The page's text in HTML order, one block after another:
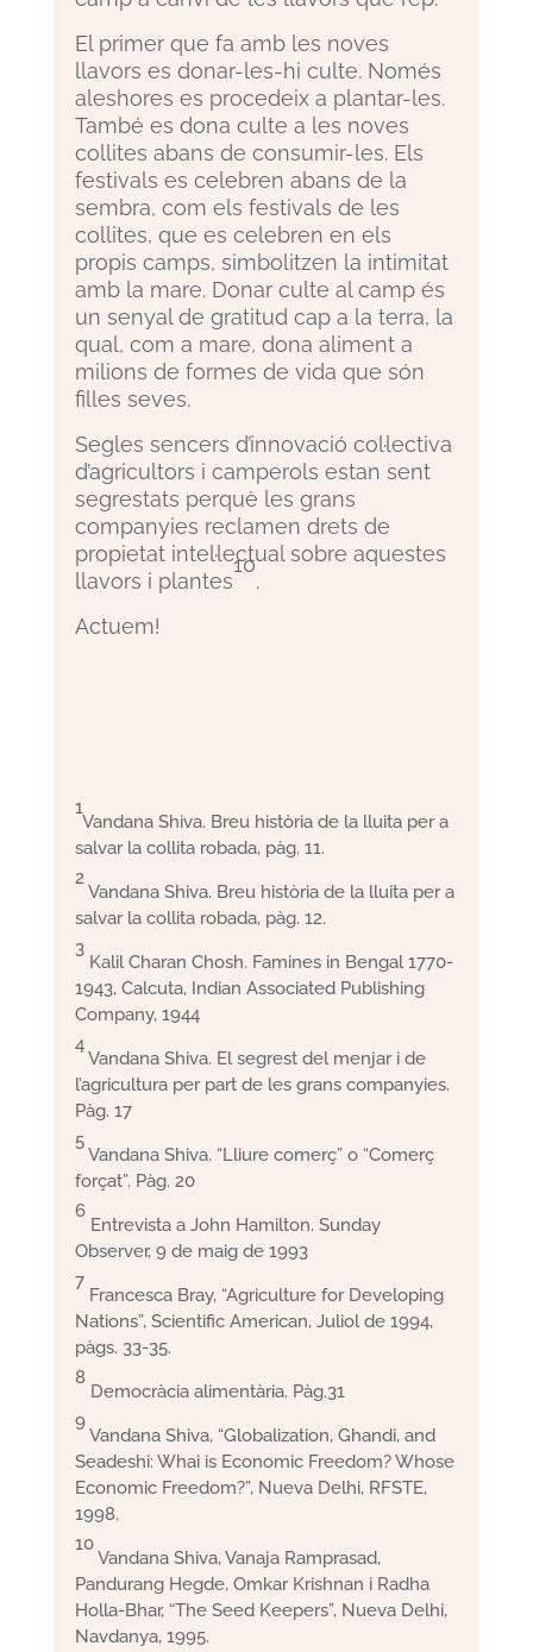
El primer que fa amb les noves
llavors es donar-les-hi culte. Només
aleshores es procedeix a plantar-les.
També es dona culte a les noves
collites abans de consumir-les. Els
festivals es celebren abans de la
sembra, com els festivals de les
collites, que es celebren en els
propis camps, simbolitzen la intimitat
amb la mare. Donar culte al camp és
un senyal de gratitud cap a la terra, la
qual, com a mare, dona aliment a
milions de formes de vida que són
filles seves.
Segles sencers d’innovació col·lectiva
d’agricultors i camperols estan sent
segrestats perquè les grans
companyies reclamen drets de
propietat intel·lectual sobre aquestes
llavors i plantes
10
.
Actuem!
1
Vandana Shiva. Breu història de la lluita per a
salvar la collita robada, pàg. 11.
2
Vandana Shiva. Breu història de la lluita per a
salvar la collita robada, pàg. 12.
3
Kalil Charan Chosh. Famines in Bengal 1770-
1943, Calcuta, Indian Associated Publishing
Company, 1944
4
Vandana Shiva. El segrest del menjar i de
l’agricultura per part de les grans companyies.
Pàg. 17
5
Vandana Shiva. “Lliure comerç” o “Comerç
forçat”. Pàg. 20
6
Entrevista a John Hamilton. Sunday
Observer, 9 de maig de 1993
7
Francesca Bray, “Agriculture for Developing
Nations”, Scientific American, Juliol de 1994,
pàgs. 33-35.
8
Democràcia alimentària. Pàg.31
9
Vandana Shiva, “Globalization, Ghandi, and
Seadeshi: Whai is Economic Freedom? Whose
Economic Freedom?”, Nueva Delhi, RFSTE,
1998.
10
Vandana Shiva, Vanaja Ramprasad,
Pandurang Hegde, Omkar Krishnan i Radha
Holla-Bhar, “The Seed Keepers”, Nueva Delhi,
Navdanya, 1995.